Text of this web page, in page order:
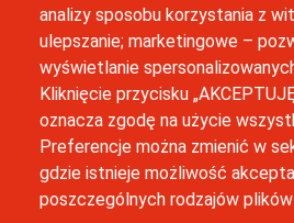
analizy sposobu korzystania z
ulepszanie; marketingowe –
wyświetlanie
Kliknięcie przycisku
oznacza zgodę na użycie
Preferencje można zmienić w
gdzie istnieje możliwość
poszczególnych rodzajów
inkubator@uj.edu.pl